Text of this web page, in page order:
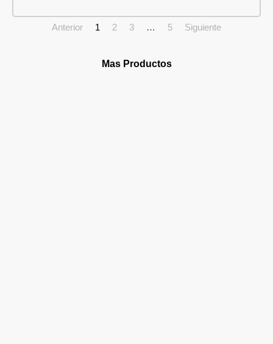
Anterior 1 2 3 … 5 Siguiente
Mas Productos